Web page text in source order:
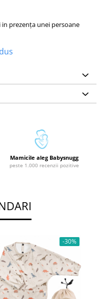
prezența unei persoane
Mamicile aleg Babysnugg
peste 1.000 recenzii pozitive
-30%